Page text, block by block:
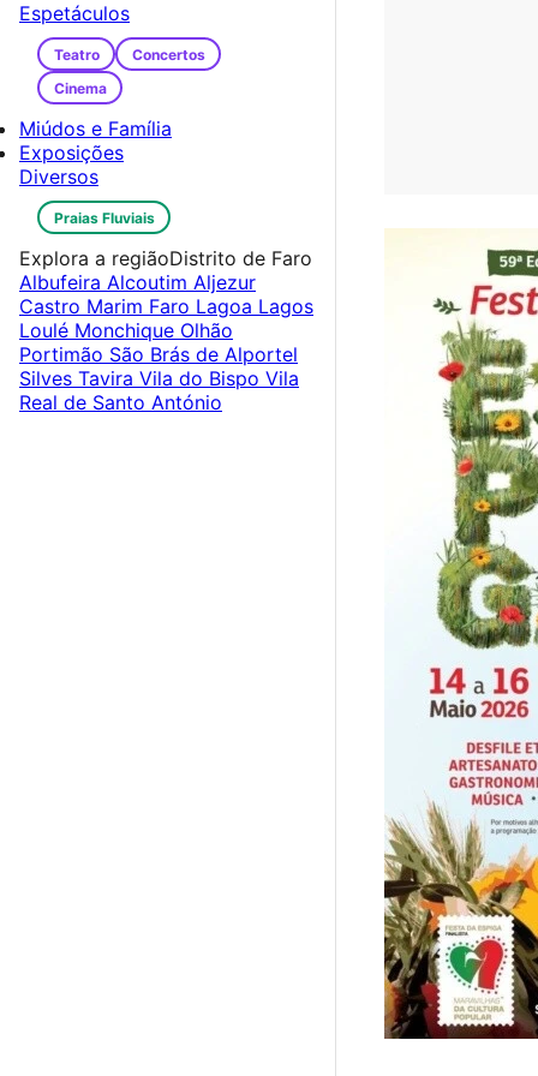
Espetáculos
Teatro
Concertos
Cinema
Miúdos e Família
Exposições
Diversos
Praias Fluviais
Explora a regiãoDistrito de Faro
Albufeira Alcoutim Aljezur
Castro Marim Faro Lagoa Lagos
Loulé Monchique Olhão
Portimão São Brás de Alportel
Silves Tavira Vila do Bispo Vila
Real de Santo António